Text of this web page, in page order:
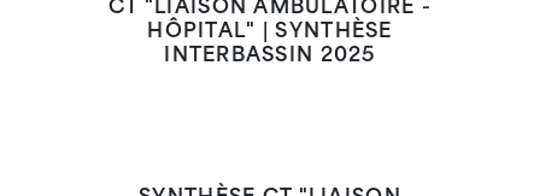
CT "LIAISON AMBULATOIRE -
HÔPITAL" | SYNTHÈSE
INTERBASSIN 2025